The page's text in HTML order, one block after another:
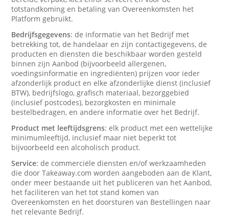
totstandkoming en betaling van Overeenkomsten het
Platform gebruikt.
Bedrijfsgegevens: de informatie van het Bedrijf met
betrekking tot, de handelaar en zijn contactigegevens, de
producten en diensten die beschikbaar worden gesteld
binnen zijn Aanbod (bijvoorbeeld allergenen,
voedingsinformatie en ingrediënten) prijzen voor ieder
afzonderlijk product en elke afzonderlijke dienst (inclusief
BTW), bedrijfslogo, grafisch materiaal, bezorggebied
(inclusief postcodes), bezorgkosten en minimale
bestelbedragen, en andere informatie over het Bedrijf.
Product met leeftijdsgrens: elk product met een wettelijke
minimumleeftijd, inclusief maar niet beperkt tot
bijvoorbeeld een alcoholisch product.
Service: de commerciële diensten en/of werkzaamheden
die door Takeaway.com worden aangeboden aan de Klant,
onder meer bestaande uit het publiceren van het Aanbod,
het faciliteren van het tot stand komen van
Overeenkomsten en het doorsturen van Bestellingen naar
het relevante Bedrijf.